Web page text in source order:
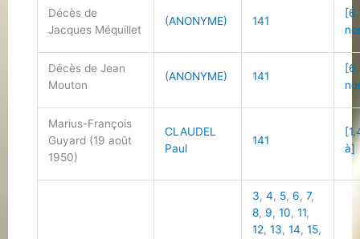
Décès de
Jacques Méquillet
(ANONYME) 141
Décès de Jean
Mouton
(ANONYME) 141
Marius-François
Guyard (19 août
1950)
CLAUDEL
Paul
141
à]
3,4, 5,6,7,
8, 9,10,11,
12,13,14,15,